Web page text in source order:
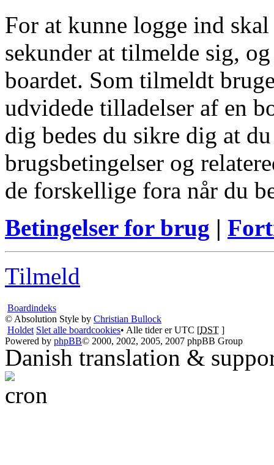
For at kunne logge ind
sekunder at tilmelde sig,
boardet. Som tilmeldt
udvidede tilladelser af en
dig bedes du sikre dig at
brugsbetingelser og
de forskellige fora når du
Betingelser for brug |
Tilmeld
Boardindeks
© Absolution Style by Christian Bullock
Holdet Slet alle boardcookies• Alle tider er UTC [DST ]
Powered by phpBB© 2000, 2002, 2005, 2007 phpBB Group
Danish translation &